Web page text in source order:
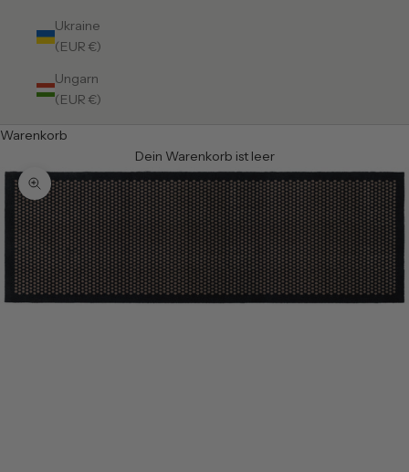
Ukraine
(EUR €)
Ungarn
(EUR €)
Warenkorb
Dein Warenkorb ist leer
Bild vergrößern